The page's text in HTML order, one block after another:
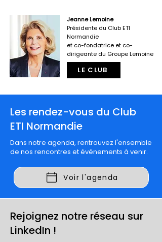
Jeanne Lemoine
Présidente du Club ETI
Normandie
et co-fondatrice et co-
dirigeante du Groupe Lemoine
LE CLUB
Les rendez-vous du Club
ETI Normandie
Dans notre agenda, rentrouvez l'ensemble
de nos rencontres et événements à venir.
Voir l'agenda
Rejoignez notre réseau sur
LinkedIn !